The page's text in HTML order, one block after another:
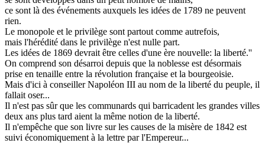
ce sont là des événements auxquels les idées de 1789 ne peuvent
rien.
Le monopole et le privilège sont partout comme autrefois,
mais l'hérédité dans le privilège n'est nulle part.
Les idées de 1869 devrait être celles d'une ère nouvelle: la liberté.''
On comprend son désarroi depuis que la noblesse est désormais
prise en tenaille entre la révolution française et la bourgeoisie.
Mais d'ici à conseiller Napoléon III au nom de la liberté du peuple, il
fallait oser...
Il n'est pas sûr que les communards qui barricadent les grandes villes
deux ans plus tard aient la même notion de la liberté.
Il n'empêche que son livre sur les causes de la misère de 1842 est
suivi économiquement à la lettre par l'Empereur...